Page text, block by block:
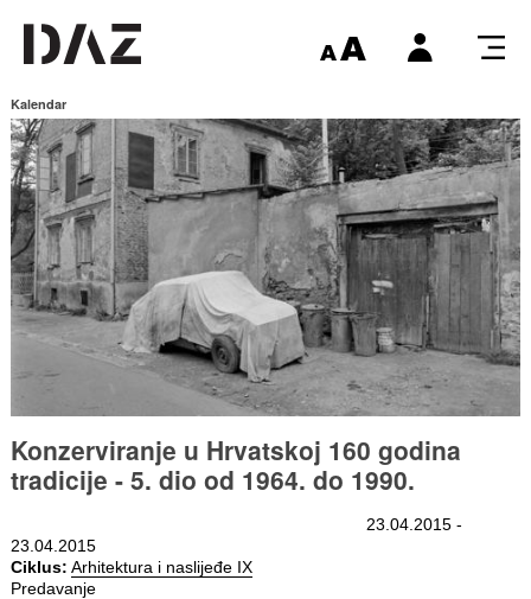
Kalendar
Konzerviranje u Hrvatskoj 160 godina
tradicije - 5. dio od 1964. do 1990.
23.04.2015 -
23.04.2015
Ciklus: Arhitektura i naslijeđe IX
Predavanje